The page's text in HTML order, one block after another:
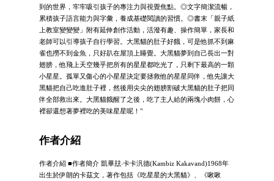
到的世界，牢牢吸引孩子的專注力與視覺焦點。◎文字簡潔流暢，
累積孩子語言能力與字彙，養成基礎閱讀的習慣。◎書末「親子紙
上教室變變變」附有延伸創作活動，活潑有趣、操作簡單，家長和
老師可以引導孩子自行學習。大黑貓的肚子好餓，可是他抓不到麻
雀也撈不到金魚，只好趴在屋頂上睡覺。大黑貓夢到自己長出一對
翅膀，他飛上天空幾乎把所有的星星都吃光了，只剩下最高的一顆
小星星。孤單又傷心的小星星決定要拯救他的星星同伴，他先讓大
黑貓把自己吃進肚子裡，然後用尖尖的翅膀割破大黑貓的肚子把同
伴全部救出來。大黑貓餓醒了之後，吃了主人給的兩塊小肉餅，心
裡卻還想著夢裡吃的美味星星呢！"
作者介紹
作者介紹 ■作者簡介 凱畢玆‧卡卡汎德(Kambiz Kakavand)1968年
出生於伊朗的卡茲文，著作包括《吃星星的大黑貓》、《啾啾